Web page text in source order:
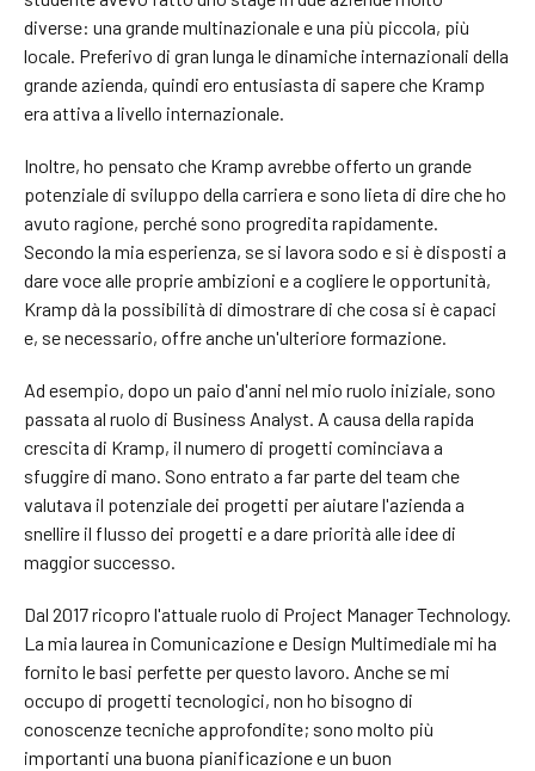
diverse: una grande multinazionale e una più piccola, più
locale. Preferivo di gran lunga le dinamiche internazionali della
grande azienda, quindi ero entusiasta di sapere che Kramp
era attiva a livello internazionale.
Inoltre, ho pensato che Kramp avrebbe offerto un grande
potenziale di sviluppo della carriera e sono lieta di dire che ho
avuto ragione, perché sono progredita rapidamente.
Secondo la mia esperienza, se si lavora sodo e si è disposti a
dare voce alle proprie ambizioni e a cogliere le opportunità,
Kramp dà la possibilità di dimostrare di che cosa si è capaci
e, se necessario, offre anche un'ulteriore formazione.
Ad esempio, dopo un paio d'anni nel mio ruolo iniziale, sono
passata al ruolo di Business Analyst. A causa della rapida
crescita di Kramp, il numero di progetti cominciava a
sfuggire di mano. Sono entrato a far parte del team che
valutava il potenziale dei progetti per aiutare l'azienda a
snellire il flusso dei progetti e a dare priorità alle idee di
maggior successo.
Dal 2017 ricopro l'attuale ruolo di Project Manager Technology.
La mia laurea in Comunicazione e Design Multimediale mi ha
fornito le basi perfette per questo lavoro. Anche se mi
occupo di progetti tecnologici, non ho bisogno di
conoscenze tecniche approfondite; sono molto più
importanti una buona pianificazione e un buon